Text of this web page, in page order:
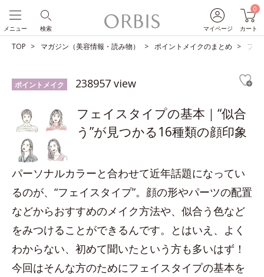
マイページ
0
カート
検索
メニュー
TOP マガジン（美容情報・読み物） ポイントメイクのまとめ フェ
ポイントメイク 238957 view
フェイスタイプの基本｜“似合
う”が見つかる16種類の顔印象
パーソナルカラーと合わせて近年話題になってい
るのが、“フェイスタイプ”。顔の形やパーツの配置
などからおすすめのメイク方法や、似合う色など
をみつけることができるんです。とはいえ、よく
わからない、初めて聞いたという方も多いはず！
今回はそんな方のためにフェイスタイプの基本を